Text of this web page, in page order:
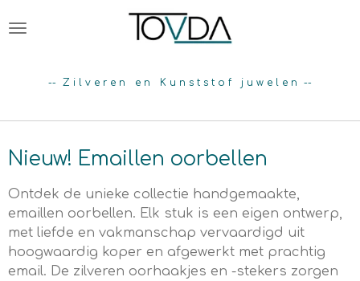
direct
-- Z i l v e r e n e n K u n s t s t o f j u w e l e n --
Nieuw! Emaillen oorbellen
Ontdek de unieke collectie handgemaakte,
emaillen oorbellen. Elk stuk is een eigen ontwerp,
met liefde en vakmanschap vervaardigd uit
hoogwaardig koper en afgewerkt met prachtig
email. De zilveren oorhaakjes en -stekers zorgen